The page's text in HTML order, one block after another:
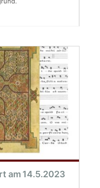
am 14.5.2023